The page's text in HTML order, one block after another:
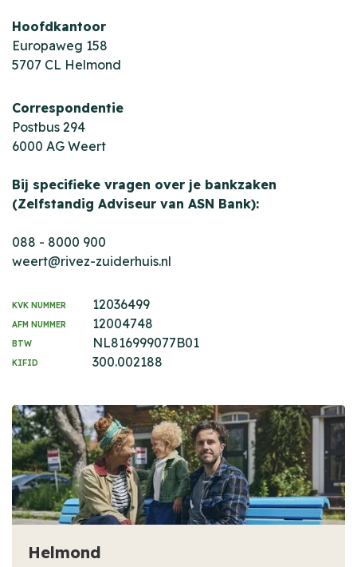
Hoofdkantoor
Europaweg 158
5707 CL Helmond
Correspondentie
Postbus 294
6000 AG Weert
Bij specifieke vragen over je bankzaken
(Zelfstandig Adviseur van ASN Bank):
088 - 8000 900
weert@rivez-zuiderhuis.nl
KVK NUMMER
AFM NUMMER
BTW
KIFID
12036499
12004748
NL816999077B01
300.002188
Helmond